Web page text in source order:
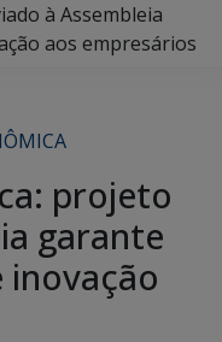
à Assembleia
aos empresários
projeto
garante
inovação